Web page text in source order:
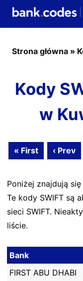
Strona główna »
Kody
w
« First ‹ Prev
Poniżej znajdują
Te kody SWIFT są
sieci SWIFT.
liście.
Bank
FIRST ABU DHABI